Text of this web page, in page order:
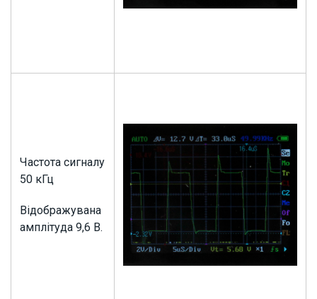
Частота сигналу
50 кГц
Відображувана
амплітуда 9,6 В.